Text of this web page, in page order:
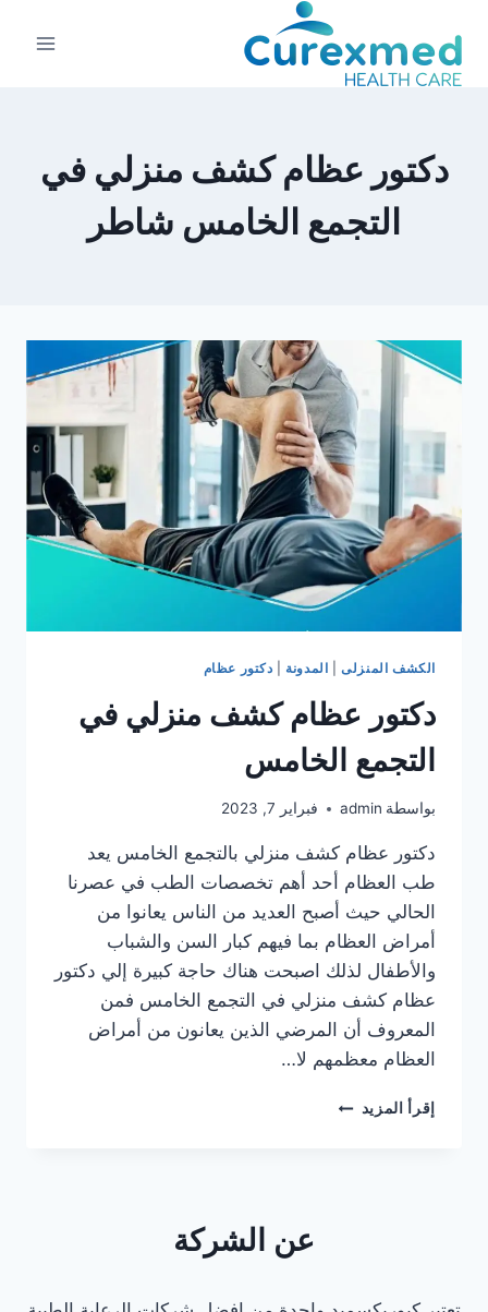
المحتوى
دكتور عظام كشف منزلي في
التجمع الخامس شاطر
الكشف المنزلى| المدونة دكتور عظام
دكتور عظام كشف منزلي في
التجمع الخامس
بواسطة admin فبراير 7, 2023
دكتور عظام كشف منزلي بالتجمع الخامس يعد
طب العظام أحد أهم تخصصات الطب في عصرنا
الحالي حيث أصبح العديد من الناس يعانوا من
أمراض العظام بما فيهم كبار السن والشباب
والأطفال لذلك اصبحت هناك حاجة كبيرة إلي دكتور
عظام كشف منزلي في التجمع الخامس فمن
المعروف أن المرضي الذين يعانون من أمراض
العظام معظمهم لا…
إقرأ المزيد دكتور
الخامسعن الشركة